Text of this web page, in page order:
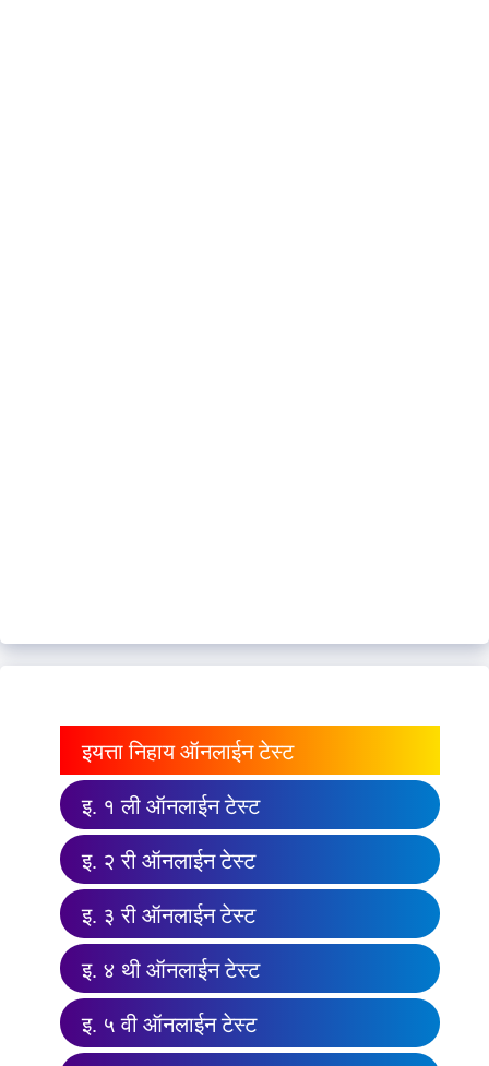
इयत्ता निहाय ऑनलाईन टेस्ट
इ. १ ली ऑनलाईन टेस्ट
इ. २ री ऑनलाईन टेस्ट
इ. ३ री ऑनलाईन टेस्ट
इ. ४ थी ऑनलाईन टेस्ट
इ. ५ वी ऑनलाईन टेस्ट